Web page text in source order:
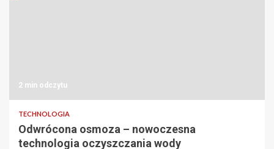
2 min odczytu
TECHNOLOGIA
Odwrócona osmoza – nowoczesna
technologia oczyszczania wody